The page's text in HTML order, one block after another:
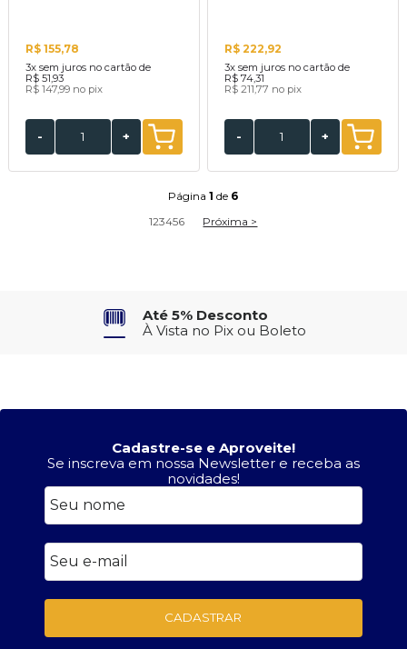
R$ 155,78
3x sem juros no cartão de
R$ 51,93
R$ 147,99 no pix
- +
R$ 222,92
3x sem juros no cartão de
R$ 74,31
R$ 211,77 no pix
- +
Página1 de 6
123456 Próxima >
Parcele em Até 3X
no Cartão de Crédito
Cadastre-se e Aproveite!
Se inscreva em nossa Newsletter e receba as
novidades!
CADASTRAR